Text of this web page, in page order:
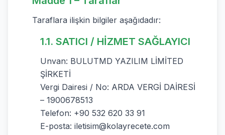
Taraflara ilişkin bilgiler aşağıdadır:
1.1. SATICI / HİZMET SAĞLAYICI
Unvan: BULUTMD YAZILIM LİMİTED
ŞİRKETİ
Vergi Dairesi / No: ARDA VERGİ DAİRESİ
– 1900678513
Telefon: +90 532 620 33 91
E-posta: iletisim@kolayrecete.com